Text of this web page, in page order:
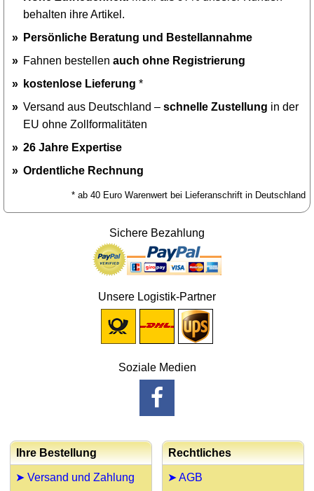
behalten ihre Artikel.
Persönliche Beratung und Bestellannahme
Fahnen bestellen auch ohne Registrierung
kostenlose Lieferung *
Versand aus Deutschland – schnelle Zustellung in der
EU ohne Zollformalitäten
26 Jahre Expertise
Ordentliche Rechnung
* ab 40 Euro Warenwert bei Lieferanschrift in Deutschland
Sichere Bezahlung
Unsere Logistik-Partner
Soziale Medien
Ihre Bestellung
➤ Versand und Zahlung
Rechtliches
➤ AGB